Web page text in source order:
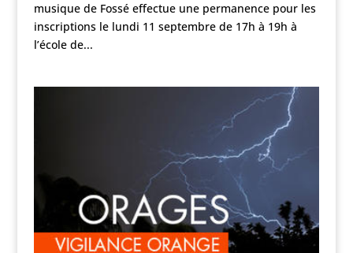
musique de Fossé effectue une permanence pour les
inscriptions le lundi 11 septembre de 17h à 19h à
l’école de...